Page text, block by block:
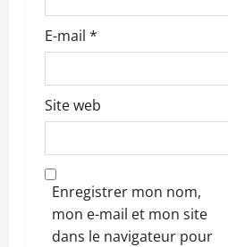
E-mail *
Site web
Enregistrer mon nom,
mon e-mail et mon site
dans le navigateur pour